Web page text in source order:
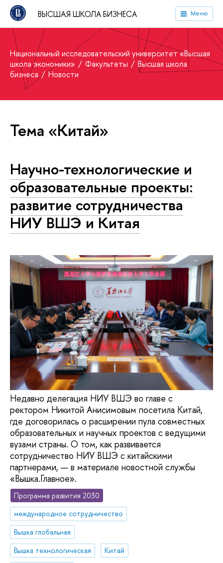
ВЫСШАЯ ШКОЛА БИЗНЕСА Меню
Национальный исследовательский университет «Высшая
школа экономики»
Факультеты
Высшая школа
бизнеса
Новости
Тема «Китай»
Научно-технологические и
образовательные проекты:
развитие сотрудничества
НИУ ВШЭ и Китая
Недавно делегация НИУ ВШЭ во главе с
ректором Никитой Анисимовым посетила Китай,
где договорилась о расширении пула совместных
образовательных и научных проектов с ведущими
вузами страны. О том, как развивается
сотрудничество НИУ ВШЭ с китайскими
партнерами, — в материале новостной службы
«Вышка.Главное».
Программа развития 2030
международное сотрудничество
Вышка глобальная
Вышка технологическая
Китай